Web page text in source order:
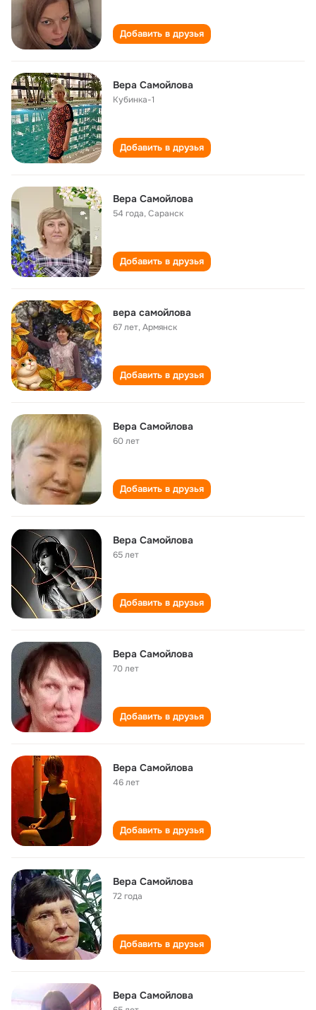
Добавить в друзья
Вера Самойлова
Кубинка-1
Добавить в друзья
Вера Самойлова
54 года,Саранск
Добавить в друзья
вера самойлова
67 лет,Армянск
Добавить в друзья
Вера Самойлова
60 лет
Добавить в друзья
Вера Самойлова
65 лет
Добавить в друзья
Вера Самойлова
70 лет
Добавить в друзья
Вера Самойлова
46 лет
Добавить в друзья
Вера Самойлова
72 года
Добавить в друзья
Вера Самойлова